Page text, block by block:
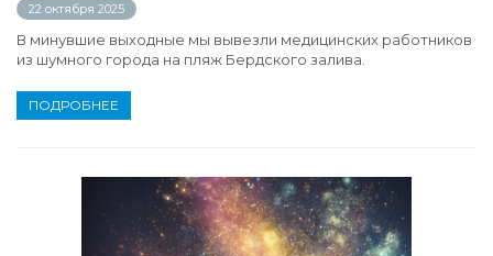
22 октября 2025
В минувшие выходные мы вывезли медицинских работников
из шумного города на пляж Бердского залива.
ПОДРОБНЕЕ